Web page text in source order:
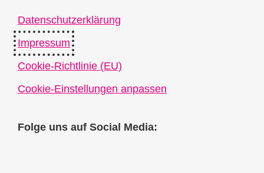
Datenschutzerklärung
Impressum
Cookie-Richtlinie (EU)
Cookie-Einstellungen anpassen
Folge uns auf Social Media: